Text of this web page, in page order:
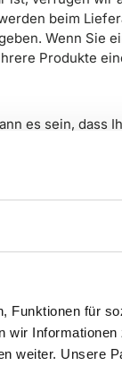
Funktionen für
wir
weiter. Unsere
beim
Wenn Sie
Produkte
es sein, dass
um Ihre